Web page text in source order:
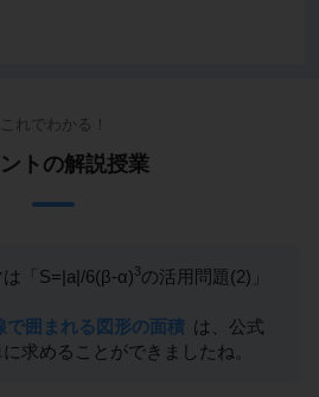
これでわかる！
トの解説授業
「S=|a|/6(β-α)3の活用問題(2)」
で囲まれる図形の面積 は、公式
求めることができましたね。